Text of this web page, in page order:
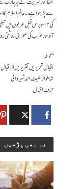
اخفا اور سریت کے پرچارک
سے پڑا ہوا ہے۔ عالم اسلام
کی ۱۳ سو برس قبل عربوں
آؤ اور عرب کی صحرائی روشنی
بحوالہ
اقبال تحریریں تقریریں از
شاملو از لطیف احمد شیروانی
حرف اقبال
یہ بھی پڑھیں